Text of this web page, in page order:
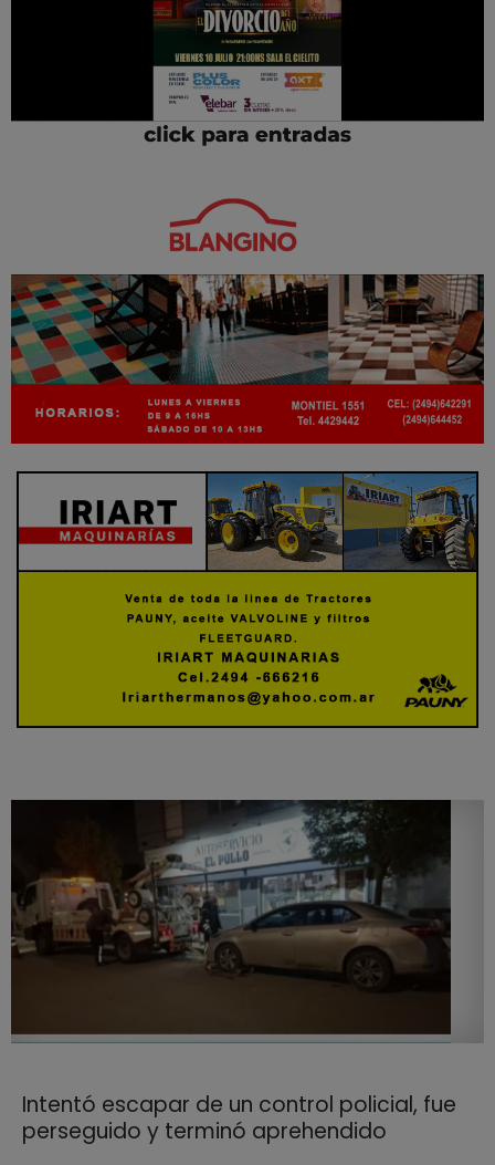
Intentó escapar de un control policial, fue
perseguido y terminó aprehendido